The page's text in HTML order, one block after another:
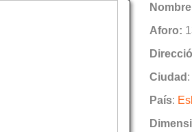
Aforo:
Ciudad
País: